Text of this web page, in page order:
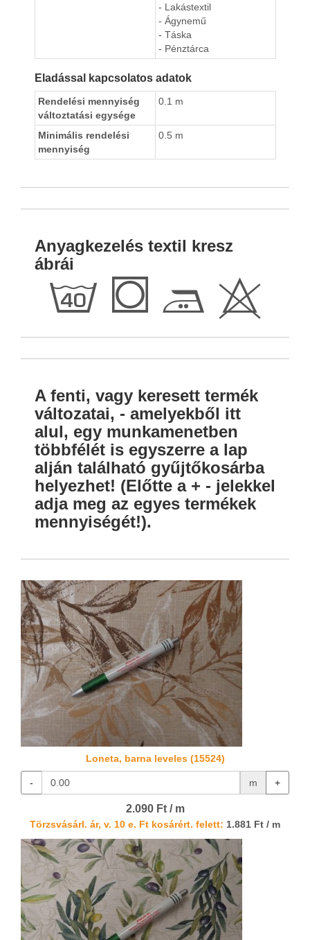
- Lakástextil
- Ágynemű
- Táska
- Pénztárca
Eladással kapcsolatos adatok
Rendelési mennyiség
változtatási egysége
0.1 m
Minimális rendelési
mennyiség
0.5 m
Anyagkezelés textil kresz
ábrái
h Q E H
A fenti, vagy keresett termék
változatai, - amelyekből itt
alul, egy munkamenetben
többfélét is egyszerre a lap
alján található gyűjtőkosárba
helyezhet! (Előtte a + - jelekkel
adja meg az egyes termékek
mennyiségét!).
Loneta, barna leveles (15524)
- m +
2.090 Ft / m
Törzsvásárl. ár, v. 10 e. Ft kosárért. felett: 1.881 Ft / m